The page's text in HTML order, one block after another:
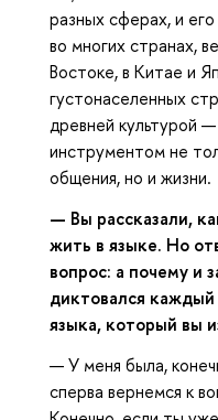
разных сферах, и
во многих странах,
Востоке, в Китае и
густонаселенных
древней культурой
инструментом не
общения, но и жизни.
— Вы рассказали,
жить в языке. Но
вопрос: а почему и
диктовался
языка, который вы
— У меня была,
сперва вернемся к